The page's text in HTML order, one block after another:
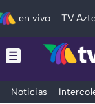
en vivo TV
Noticias